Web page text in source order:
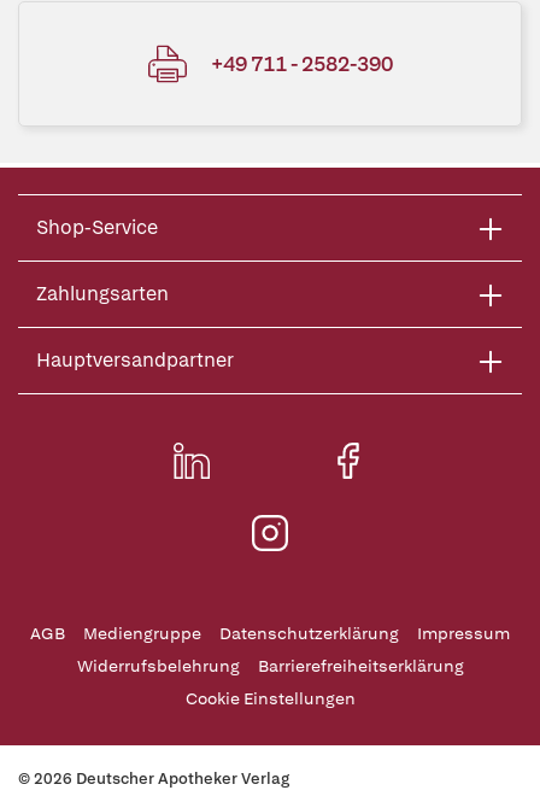
+49 711 - 2582-390
Shop-Service
Zahlungsarten
Hauptversandpartner
AGB Mediengruppe Datenschutzerklärung
Impressum
Widerrufsbelehrung
Barrierefreiheitserklärung
Cookie Einstellungen
© 2026 Deutscher Apotheker Verlag